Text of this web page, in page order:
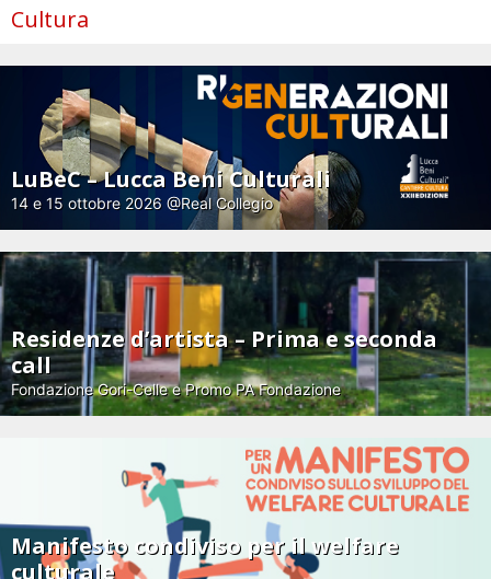
Cultura
LuBeC – Lucca Beni Culturali
14 e 15 ottobre 2026 @Real Collegio
Residenze d’artista – Prima e seconda
call
Fondazione Gori-Celle e Promo PA Fondazione
Manifesto condiviso per il welfare
culturale